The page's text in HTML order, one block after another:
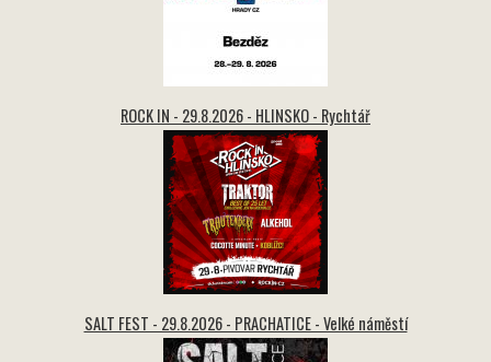
ROCK IN - 29.8.2026 - HLINSKO - Rychtář
SALT FEST - 29.8.2026 - PRACHATICE - Velké náměstí